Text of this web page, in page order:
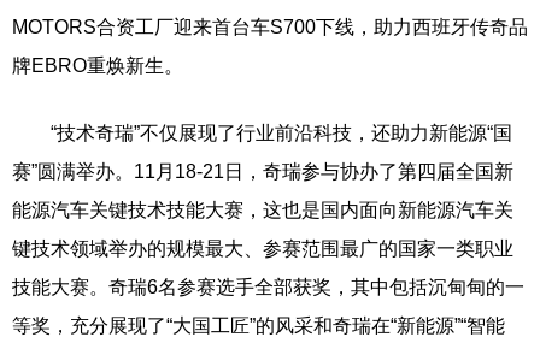
MOTORS合资工厂迎来首台车S700下线，助力西班牙传奇品
牌EBRO重焕新生。
“技术奇瑞”不仅展现了行业前沿科技，还助力新能源“国
赛”圆满举办。11月18-21日，奇瑞参与协办了第四届全国新
能源汽车关键技术技能大赛，这也是国内面向新能源汽车关
键技术领域举办的规模最大、参赛范围最广的国家一类职业
技能大赛。奇瑞6名参赛选手全部获奖，其中包括沉甸甸的一
等奖，充分展现了“大国工匠”的风采和奇瑞在“新能源”“智能